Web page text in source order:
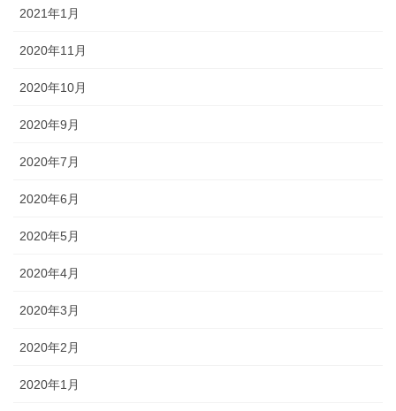
2021年1月
2020年11月
2020年10月
2020年9月
2020年7月
2020年6月
2020年5月
2020年4月
2020年3月
2020年2月
2020年1月